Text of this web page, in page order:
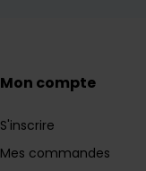
Mon compte
S'inscrire
Mes commandes